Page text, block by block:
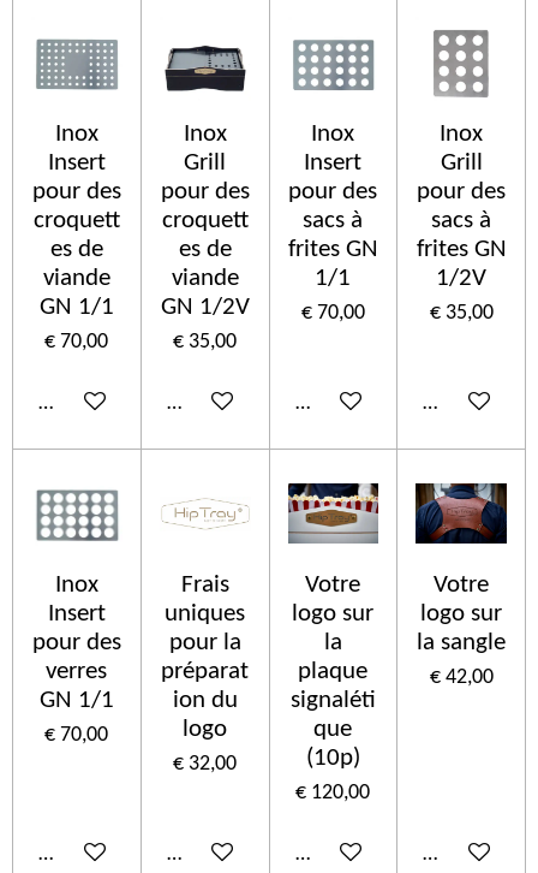
Inox
Insert
pour des
croquett
es de
viande
GN 1/1
€ 70,00
In winkelwagen
Inox
Grill
pour des
croquett
es de
viande
GN 1/2V
€ 35,00
In winkelwagen
Inox
Insert
pour des
sacs à
frites GN
1/1
€ 70,00
In winkelwagen
Inox
Grill
pour des
sacs à
frites GN
1/2V
€ 35,00
In
Inox
Insert
pour des
verres
GN 1/1
€ 70,00
In winkelwagen
Frais
uniques
pour la
préparat
ion du
logo
€ 32,00
In winkelwagen
Votre
logo sur
la
plaque
signaléti
que
(10p)
€ 120,00
In winkelwagen
Votre
logo sur
la sangle
€ 42,00
In